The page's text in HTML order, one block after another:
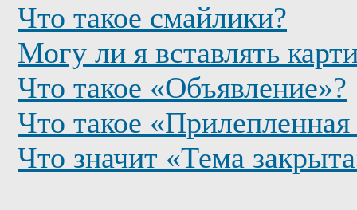
Что такое смайлики?
Могу ли я вставлять
Что такое «Объявление»?
Что такое «Прилепленная
Что значит «Тема